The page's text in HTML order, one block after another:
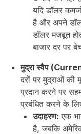
यदि डॉलर
है और अपने
डॉलर मजबूत
बाजार दर पर
मुद्रा स्वैप
दरों पर मुद्राओं की
प्रदान करने पर
प्रबंधित करने के
उदाहरण: एक
है, जबकि